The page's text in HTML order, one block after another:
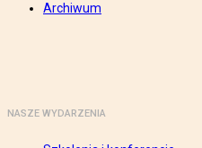
Archiwum
NASZE WYDARZENIA